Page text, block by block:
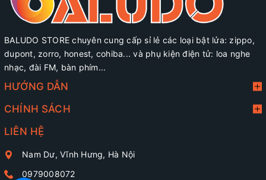
BALUDO STORE chuyên cung cấp sỉ lẻ các loại bật lửa: zippo,
dupont, zorro, honest, cohiba... và phụ kiện điện tử: loa nghe
nhạc, đài FM, bàn phím...
HƯỚNG DẪN
CHÍNH SÁCH
LIÊN HỆ
Nam Dư, Vĩnh Hưng, Hà Nội
0979008072